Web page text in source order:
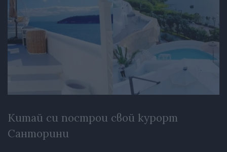
Китай си построи свой курорт
Санторини